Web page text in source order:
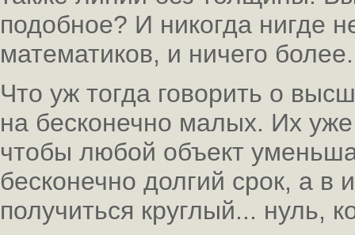
подобное? И никогда нигде
математиков, и ничего более.
Что уж тогда говорить о
на бесконечно малых. Их
чтобы любой объект
бесконечно долгий срок, а
получиться круглый... нуль,